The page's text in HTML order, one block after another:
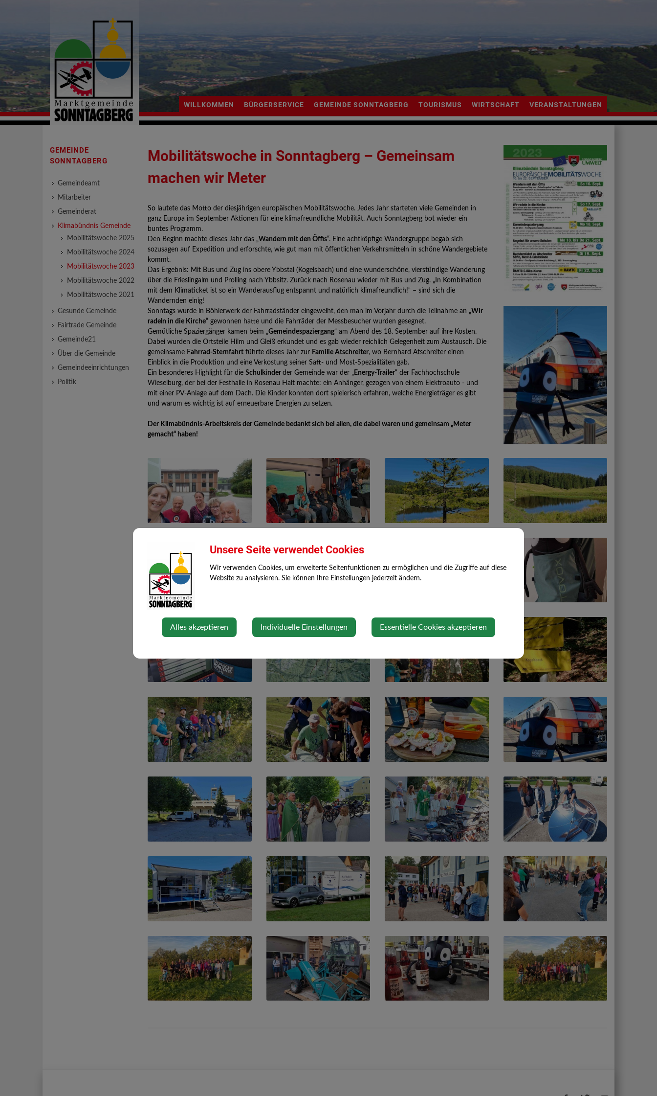
WILLKOMMEN BÜRGERSERVICE GEMEINDE SONNTAGBERG TOURISMUS WIRTSCHAFT VERANSTALTUNGEN
Mobilitätswoche in Sonntagberg – Gemeinsam
machen wir Meter
So lautete das Motto der diesjährigen europäischen Mobilitätswoche. Jedes Jahr starteten viele Gemeinden in
ganz Europa im September Aktionen für eine klimafreundliche Mobilität. Auch Sonntagberg bot wieder ein
buntes Programm.
Den Beginn machte dieses Jahr das „Wandern mit den Öffis“. Eine achtköpfige Wandergruppe begab sich
sozusagen auf Expedition und erforschte, wie gut man mit öffentlichen Verkehrsmitteln in schöne Wandergebiete
kommt.
Das Ergebnis: Mit Bus und Zug ins obere Ybbstal (Kogelsbach) und eine wunderschöne, vierstündige Wanderung
über die Frieslingalm und Prolling nach Ybbsitz. Zurück nach Rosenau wieder mit Bus und Zug. „In Kombination
mit dem Klimaticket ist so ein Wanderausflug entspannt und natürlich klimafreundlich!“ – sind sich die
Wandernden einig!
Sonntags wurde in Böhlerwerk der Fahrradständer eingeweiht, den man im Vorjahr durch die Teilnahme an „Wir
radeln in die Kirche“ gewonnen hatte und die Fahrräder der Messbesucher wurden gesegnet.
Gemütliche Spaziergänger kamen beim „Gemeindespaziergang“ am Abend des 18. September auf ihre Kosten.
Dabei wurden die Ortsteile Hilm und Gleiß erkundet und es gab wieder reichlich Gelegenheit zum Austausch. Die
gemeinsame Fahrrad-Sternfahrt führte dieses Jahr zur Familie Atschreiter, wo Bernhard Atschreiter einen
Einblick in die Produktion und eine Verkostung seiner Saft- und Most-Spezialitäten gab.
Ein besonderes Highlight für die Schulkinder der Gemeinde war der „ Energy-Trailer“ der Fachhochschule
Wieselburg, der bei der Festhalle in Rosenau Halt machte: ein Anhänger, gezogen von einem Elektroauto - und
mit einer PV-Anlage auf dem Dach. Die Kinder konnten dort spielerisch erfahren, welche Energieträger es gibt
und warum es wichtig ist auf erneuerbare Energien zu setzen.
Der Klimabündnis-Arbeitskreis der Gemeinde bedankt sich bei allen, die dabei waren und gemeinsam „Meter
gemacht“ haben!
GEMEINDE
SONNTAGBERG
Gemeindeamt
Mitarbeiter
Gemeinderat
Klimabündnis Gemeinde
Mobilitätswoche 2025
Mobilitätswoche 2024
Mobilitätswoche 2023
Mobilitätswoche 2022
Mobilitätswoche 2021
Gesunde Gemeinde
Fairtrade Gemeinde
Gemeinde21
Über die Gemeinde
Gemeindeeinrichtungen
Politik
Unsere Seite verwendet Cookies
Wir verwenden Cookies, um erweiterte Seitenfunktionen zu ermöglichen und die Zugriffe auf diese
Website zu analysieren. Sie können Ihre Einstellungen jederzeit ändern.
Alles akzeptieren Individuelle Einstellungen Essentielle Cookies akzeptieren